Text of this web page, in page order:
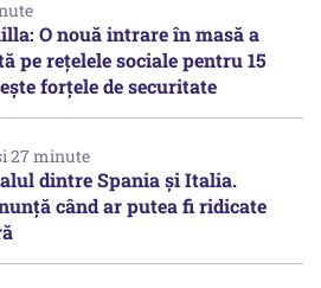
O nouă intrare în masă a
pe rețelele sociale pentru 15
forțele de securitate
27 minute
dintre Spania și Italia.
când ar putea fi ridicate